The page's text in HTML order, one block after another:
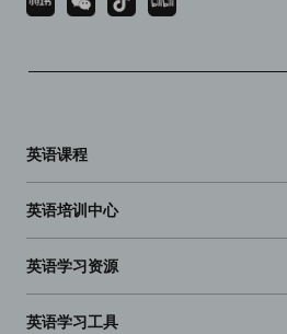
英语课程
英语培训中心
英语学习资源
英语学习工具